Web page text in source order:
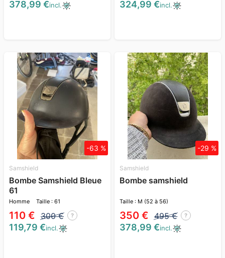
378,99 €incl. 324,99 €incl.
Samshield
Bombe Samshield Bleue
61
Homme Taille : 61
110 € 300 € ?
-63 %
119,79 €incl.
Samshield
Bombe samshield
Taille : M (52 à 56)
350 € 495 € ?
-29 %
378,99 €incl.